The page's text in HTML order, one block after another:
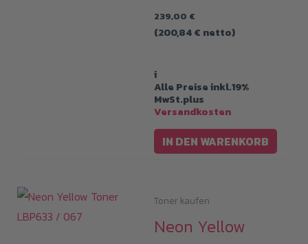
239,00 €
(200,84€ netto)
i
Alle Preise inkl.19%
MwSt.plus
Versandkosten
IN DEN WARENKORB
Toner kaufen
Neon Yellow